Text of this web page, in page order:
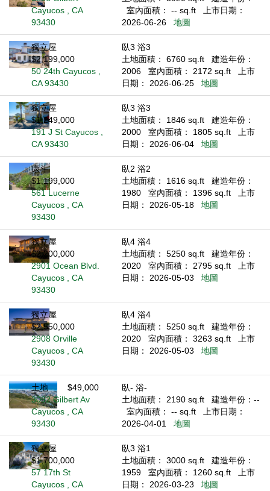
Cayucos , CA
93430
室內面積： -- sq.ft
上市日期：
2026-06-26
地圖
獨立屋
$2,199,000
50 24th Cayucos ,
CA 93430
臥3 浴3
土地面積： 6760 sq.ft
建造年份：
2006
室內面積： 2172 sq.ft
上市
日期： 2026-06-25
地圖
獨立屋
$1,249,000
191 J St Cayucos ,
CA 93430
臥3 浴3
土地面積： 1846 sq.ft
建造年份：
2000
室內面積： 1805 sq.ft
上市
日期： 2026-06-04
地圖
康斗
$1,199,000
561 Lucerne
Cayucos , CA
93430
臥2 浴2
土地面積： 1616 sq.ft
建造年份：
1980
室內面積： 1396 sq.ft
上市
日期： 2026-05-18
地圖
獨立屋
$2,200,000
2901 Ocean Blvd.
Cayucos , CA
93430
臥4 浴4
土地面積： 5250 sq.ft
建造年份：
2020
室內面積： 2795 sq.ft
上市
日期： 2026-05-03
地圖
獨立屋
$2,550,000
2908 Orville
Cayucos , CA
93430
臥4 浴4
土地面積： 5250 sq.ft
建造年份：
2020
室內面積： 3263 sq.ft
上市
日期： 2026-05-03
地圖
土地
$49,000
3092 Gilbert Av
Cayucos , CA
93430
臥- 浴-
土地面積： 2190 sq.ft
建造年份：--
室內面積： -- sq.ft
上市日期：
2026-04-01
地圖
獨立屋
$1,700,000
57 17th St
Cayucos , CA
臥3 浴1
土地面積： 3000 sq.ft
建造年份：
1959
室內面積： 1260 sq.ft
上市
日期： 2026-03-23
地圖